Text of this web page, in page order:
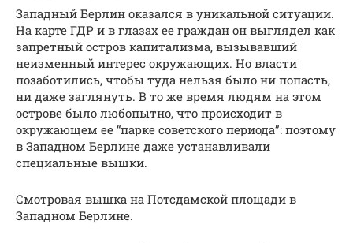
Западный Берлин оказался в уникальной ситуации.
На карте ГДР и в глазах ее граждан он выглядел как
запретный остров капитализма, вызывавший
неизменный интерес окружающих. Но власти
позаботились, чтобы туда нельзя было ни попасть,
ни даже заглянуть. В то же время людям на этом
острове было любопытно, что происходит в
окружающем ее “парке советского периода”: поэтому
в Западном Берлине даже устанавливали
специальные вышки.
Смотровая вышка на Потсдамской площади в
Западном Берлине.